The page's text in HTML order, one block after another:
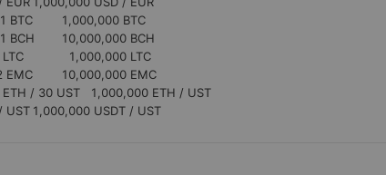
Tether	USDT / UST	15 USDT / 15 UST	30 USDT / UST	1,000,000 USDT / UST